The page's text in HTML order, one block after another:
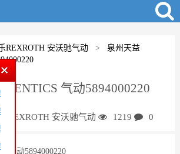
REXROTH 安沃驰气动 >
泉州天益
气动5894000220
REXROTH 安沃驰气动 1219 0
气动5894000220